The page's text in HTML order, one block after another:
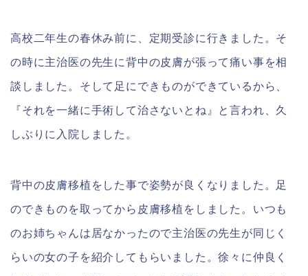
高校二年生の春休み前に、定期受診に行きました。そ
の時に主治医の先生に背中の皮膚が張って痛い事を相
談しました。そして足にできものができているから、
『それを一緒に手術して治さないとね』と言われ、久
しぶりに入院しました。
背中の皮膚移植をした事で姿勢が良くなりました。足
のできものを取ってから皮膚移植をしました。いつも
のお姉ちゃんは居なかったので主治医の先生が同じく
らいの女の子を紹介してもらいました。徐々に仲良く